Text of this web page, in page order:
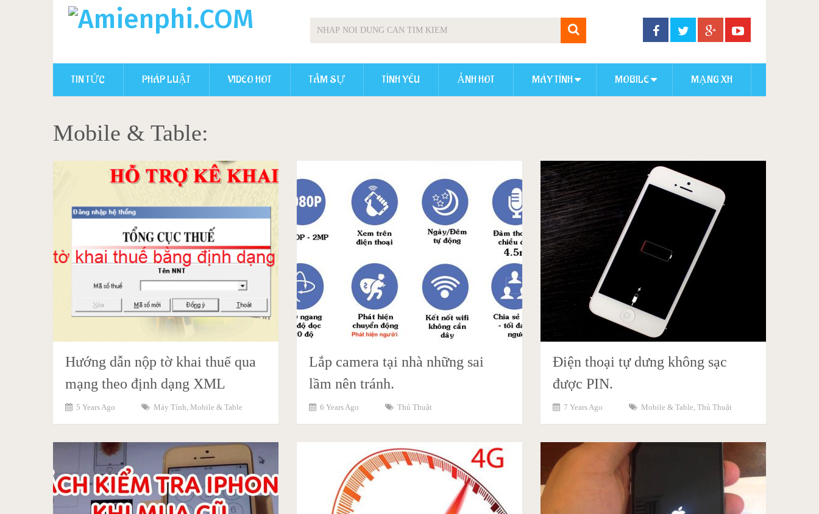
TIN TỨC PHÁP LUẬT VIDEO HOT TÂM SỰ TÌNH YÊU ẢNH HOT MÁY TÍNH MOBILE MẠNG XH
Mobile & Table:
Hướng dẫn nộp tờ khai thuế qua
mạng theo định dạng XML
5 Years Ago Máy Tính Mobile & Table
Lắp camera tại nhà những sai
lầm nên tránh.
6 Years Ago Thủ Thuật
Điện thoại tự dưng không sạc
được PIN.
7 Years Ago Mobile & Table ,Thủ Thuật